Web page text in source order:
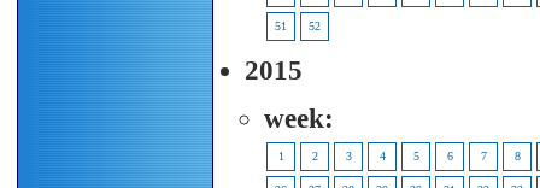
51 52
2015
week:
1 2 3 4 5 6 7 8